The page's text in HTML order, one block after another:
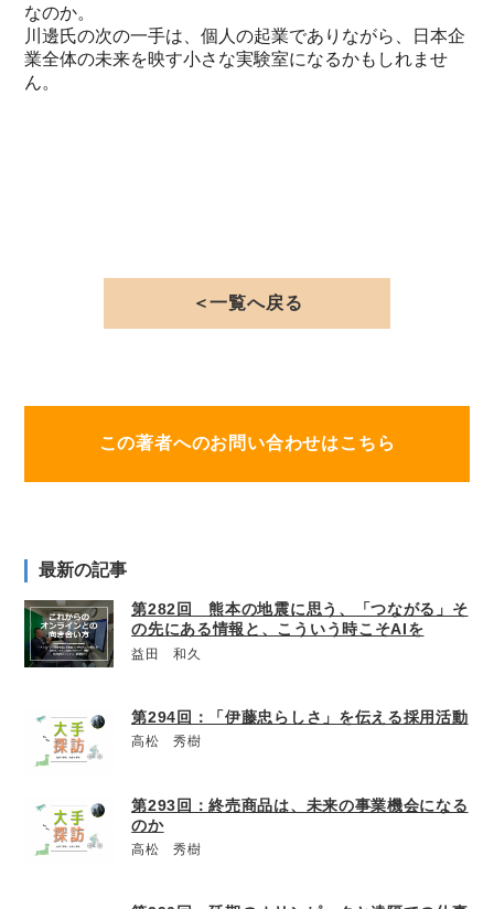
なのか。
川邊氏の次の一手は、個人の起業でありながら、日本企
業全体の未来を映す小さな実験室になるかもしれませ
ん。
＜一覧へ戻る
この著者へのお問い合わせはこちら
最新の記事
第282回 熊本の地震に思う、「つながる」そ
の先にある情報と、こういう時こそAIを
益田 和久
第294回：「伊藤忠らしさ」を伝える採用活動
高松 秀樹
第293回：終売商品は、未来の事業機会になる
のか
高松 秀樹